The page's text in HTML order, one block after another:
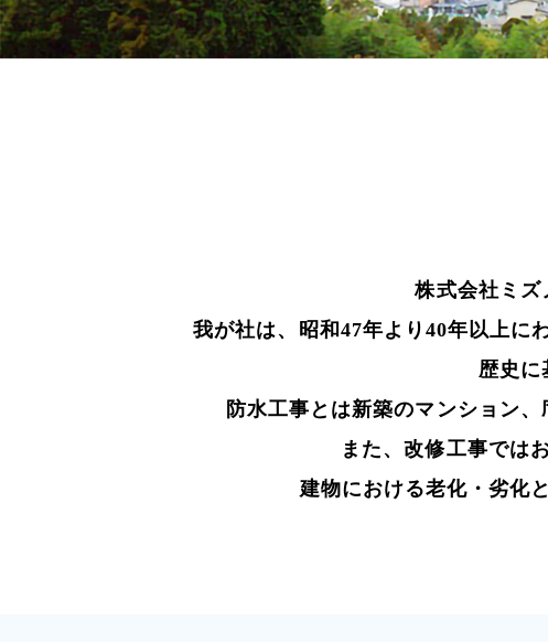
株式会社ミズ
我が社は、昭和47年より40年以上に
歴史に
防水工事とは新築のマンション
また、改修工事では
建物における老化・劣化